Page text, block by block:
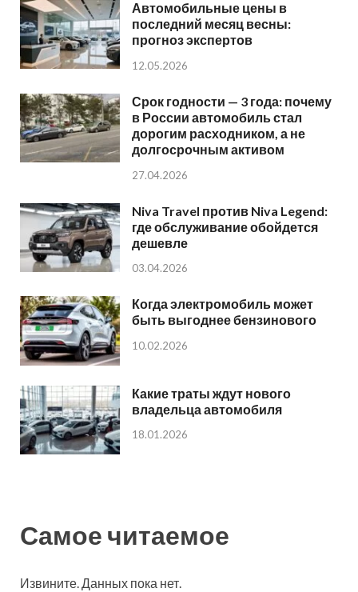
Автомобильные цены в
последний месяц весны:
прогноз экспертов
12.05.2026
Срок годности — 3 года: почему
в России автомобиль стал
дорогим расходником, а не
долгосрочным активом
27.04.2026
Niva Travel против Niva Legend:
где обслуживание обойдется
дешевле
03.04.2026
Когда электромобиль может
быть выгоднее бензинового
10.02.2026
Какие траты ждут нового
владельца автомобиля
18.01.2026
Самое читаемое
Извините. Данных пока нет.